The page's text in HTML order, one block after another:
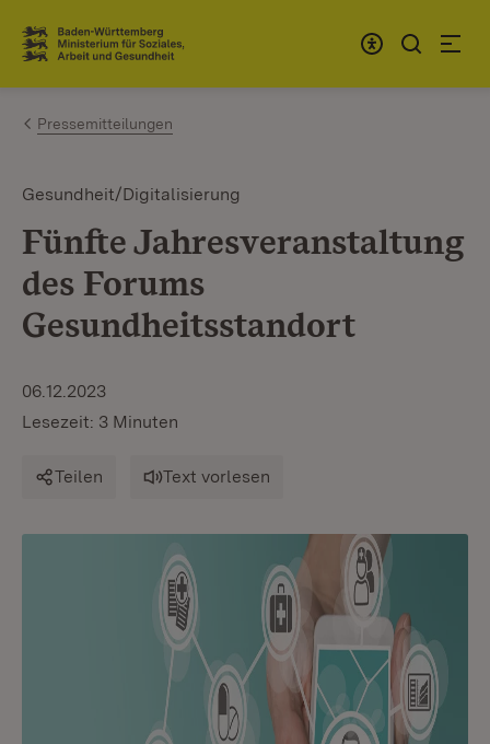
Zum Inhalt springen
Link zur Startseite
Pressemitteilungen
Gesundheit/Digitalisierung
Fünfte Jahresveranstaltung
des Forums
Gesundheitsstandort
06.12.2023
Lesezeit: 3 Minuten
Teilen Text vorlesen